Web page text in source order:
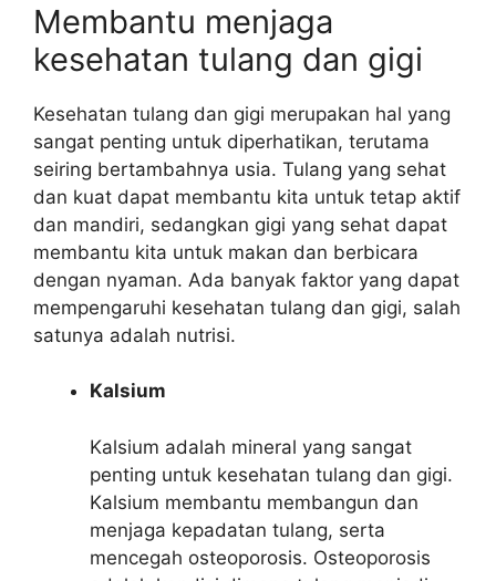
Membantu menjaga
kesehatan tulang dan gigi
Kesehatan tulang dan gigi merupakan hal yang
sangat penting untuk diperhatikan, terutama
seiring bertambahnya usia. Tulang yang sehat
dan kuat dapat membantu kita untuk tetap aktif
dan mandiri, sedangkan gigi yang sehat dapat
membantu kita untuk makan dan berbicara
dengan nyaman. Ada banyak faktor yang dapat
mempengaruhi kesehatan tulang dan gigi, salah
satunya adalah nutrisi.
Kalsium
Kalsium adalah mineral yang sangat
penting untuk kesehatan tulang dan gigi.
Kalsium membantu membangun dan
menjaga kepadatan tulang, serta
mencegah osteoporosis. Osteoporosis